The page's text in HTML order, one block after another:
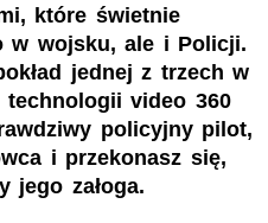
które świetnie
w wojsku, ale i Policji.
jednej z trzech w
video 360
policyjny pilot,
i przekonasz się,
jego załoga.